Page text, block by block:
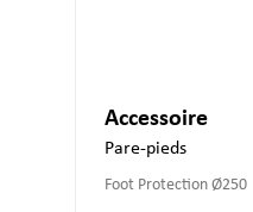
Accessoire
Pare-pieds
Foot Protection Ø250